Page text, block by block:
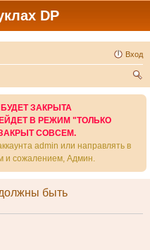
DP
Вход
ЗАКРЫТА
В РЕЖИМ "ТОЛЬКО
СОВСЕМ.
admin или направлять в
и сожалением, Админ.
быть